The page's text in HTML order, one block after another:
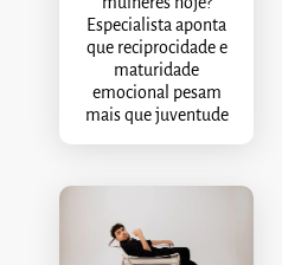
Especialista aponta
que reciprocidade e
maturidade
emocional pesam
mais que juventude